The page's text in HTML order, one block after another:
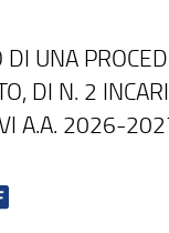
DI UNA
DI N. 2
A.A. 2026-